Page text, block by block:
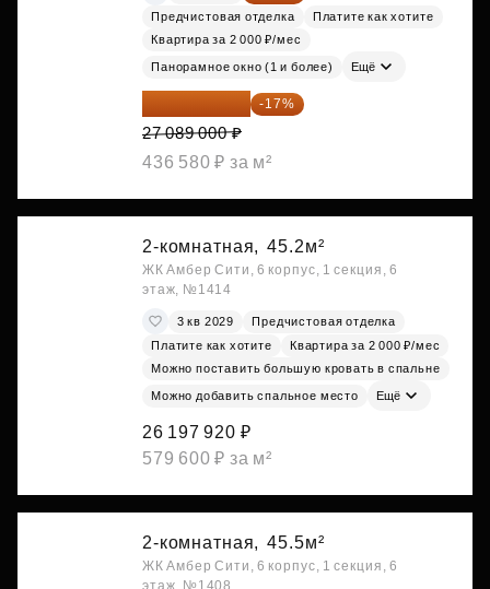
Предчистовая отделка
Платите как хотите
Квартира за 2 000 ₽/мес
Панорамное окно (1 и более) Ещё
22 483 870 ₽ -17%
27 089 000 ₽
436 580 ₽ за м²
2-комнатная, 45.2м²
ЖК Амбер Сити, 6 корпус, 1 секция, 6
этаж, №1414
3 кв 2029
Предчистовая отделка
Платите как хотите
Квартира за 2 000 ₽/мес
Можно поставить большую кровать в спальне
Можно добавить спальное место Ещё
26 197 920 ₽
579 600 ₽ за м²
2-комнатная, 45.5м²
ЖК Амбер Сити, 6 корпус, 1 секция, 6
этаж, №1408